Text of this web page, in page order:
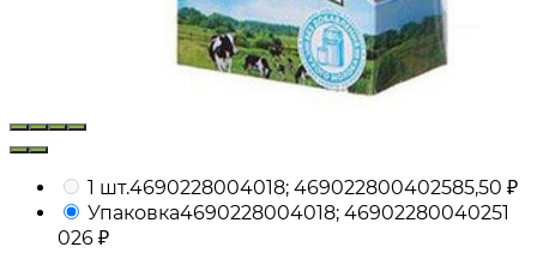
1 шт.4690228004018; 469022800402585,50 ₽
Упаковка4690228004018; 46902280040251
026 ₽